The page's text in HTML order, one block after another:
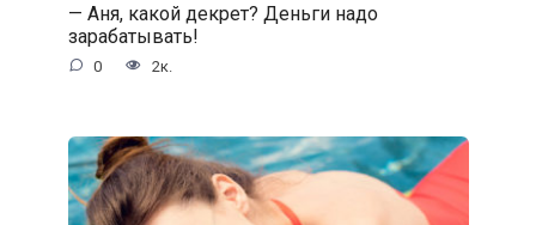
— Аня, какой декрет? Деньги надо
зарабатывать!
0 2к.